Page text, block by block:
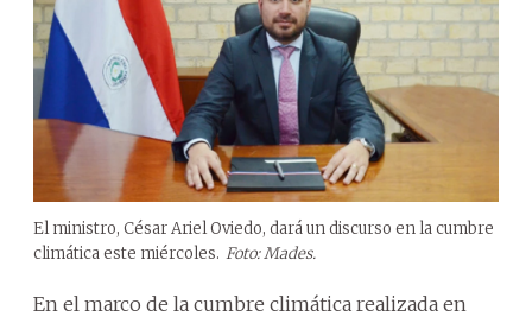
El ministro, César Ariel Oviedo, dará un discurso en la cumbre
climática este miércoles. Foto: Mades.
En el marco de la cumbre climática realizada en